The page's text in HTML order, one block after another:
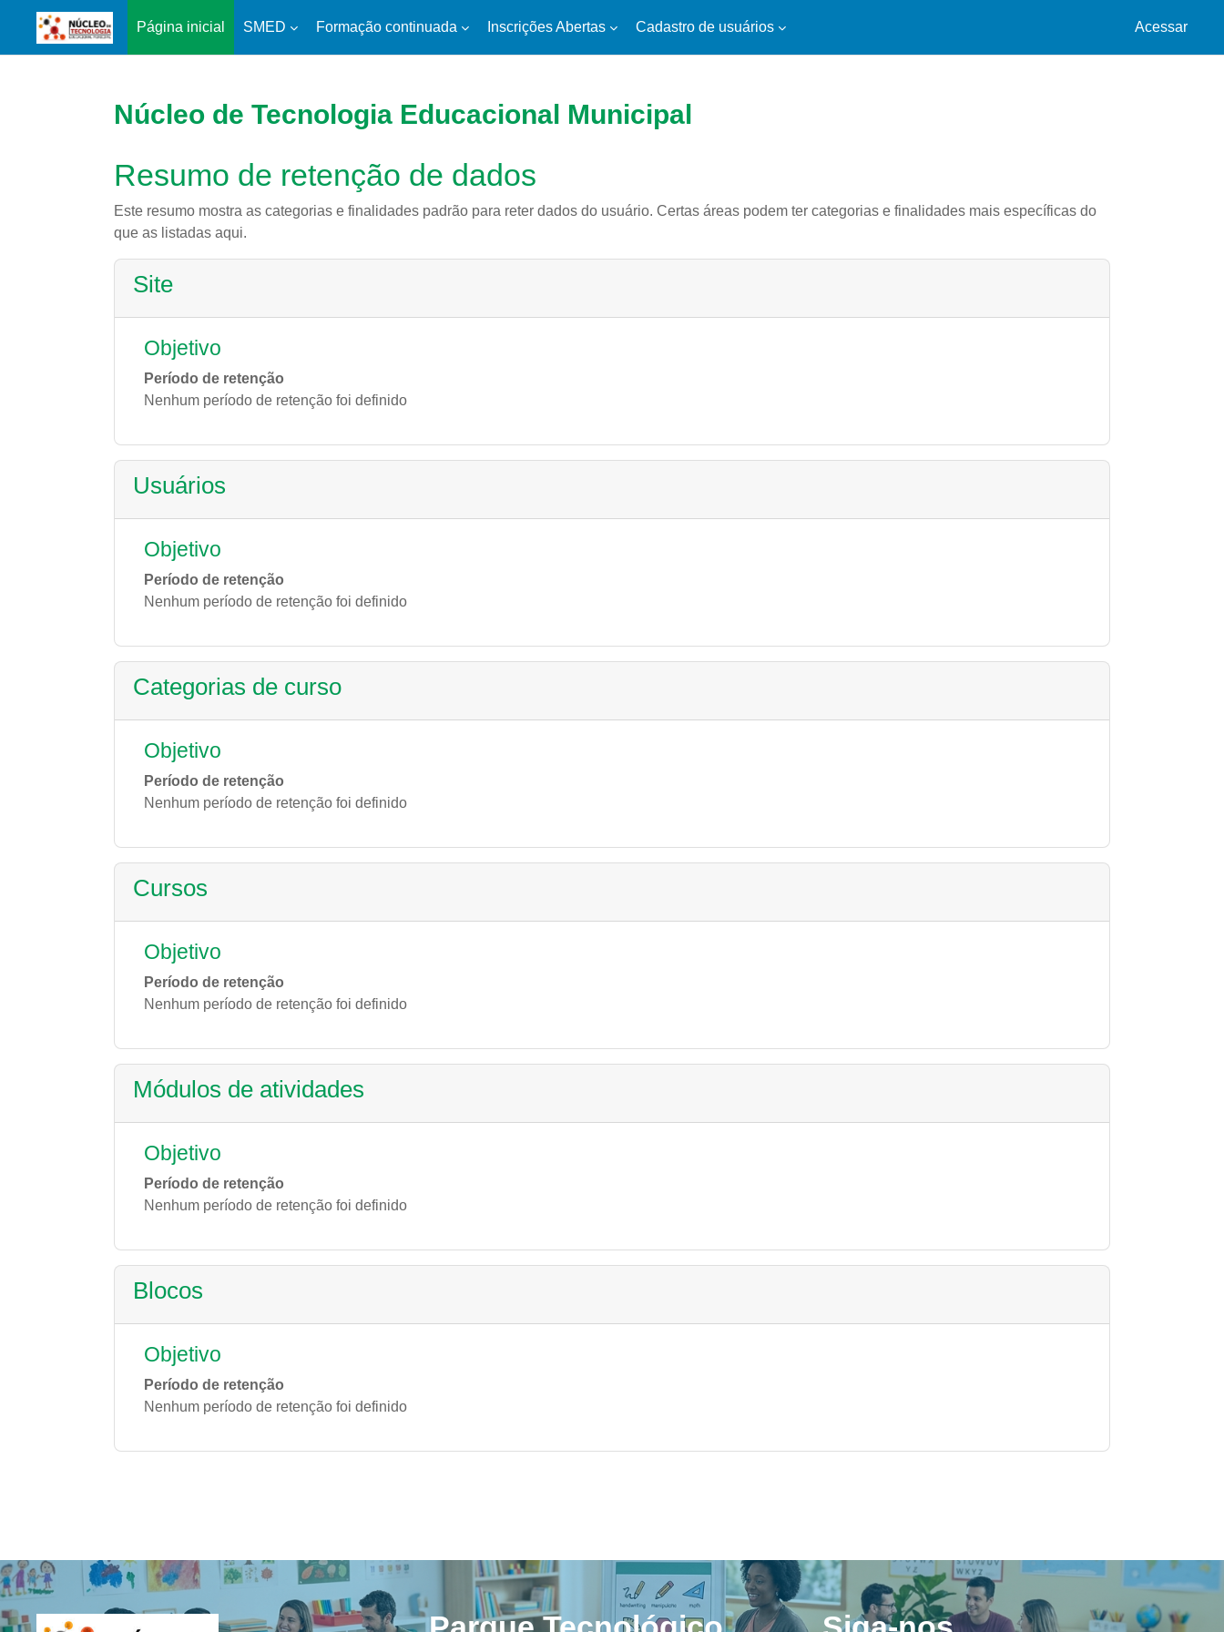
Página inicial SMED Formação continuada Inscrições Abertas Cadastro de usuários Acessar
Núcleo de Tecnologia Educacional Municipal
Resumo de retenção de dados
Este resumo mostra as categorias e finalidades padrão para reter dados do usuário. Certas áreas podem ter categorias e finalidades mais específicas do
que as listadas aqui.
Site
Objetivo
Período de retenção
Nenhum período de retenção foi definido
Usuários
Objetivo
Período de retenção
Nenhum período de retenção foi definido
Categorias de curso
Objetivo
Período de retenção
Nenhum período de retenção foi definido
Cursos
Objetivo
Período de retenção
Nenhum período de retenção foi definido
Módulos de atividades
Objetivo
Período de retenção
Nenhum período de retenção foi definido
Blocos
Objetivo
Período de retenção
Nenhum período de retenção foi definido